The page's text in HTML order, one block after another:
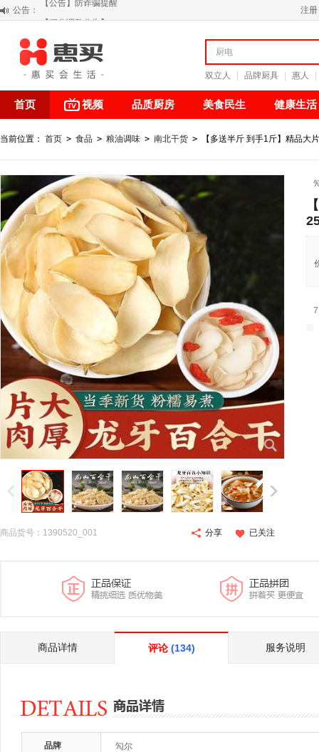
公告：
【积分调整公告】
关于假冒我公司“惠买小程序“的声明
【公告】防诈骗提醒
注册
双立人 品牌厨具 惠人
首页 视频 品质厨房 美食民生 健康生活
当前位置： 首页 > 食品 > 粮油调味 > 南北干货 > 【多送半斤 到手1斤】精品大
商品货号：1390520_001 分享 已关注
商品详情 评论 (134) 服务说明
品牌 勼尔